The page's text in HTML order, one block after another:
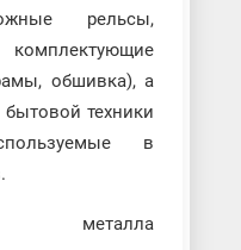
рельсы,
обшивка), а
техники
в
металла